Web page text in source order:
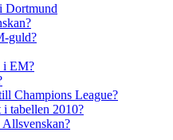
Dortmund
guld?
i EM?
Champions League?
tabellen 2010?